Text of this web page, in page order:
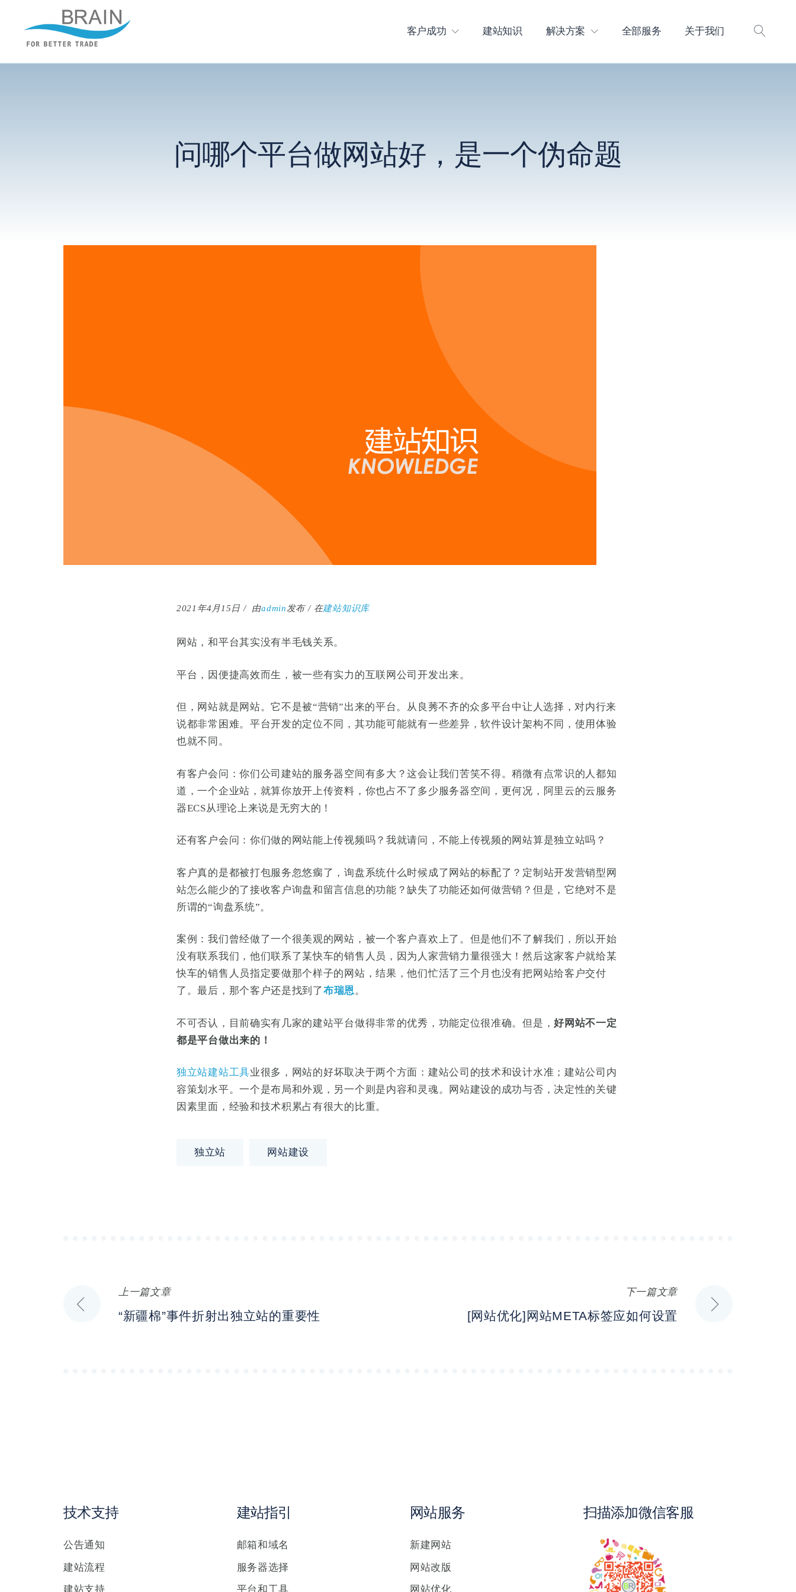
布瑞恩 – 企业建站 客户成功 建站知识 解决方案 全部服务 关于我们
搜
问哪个平台做网站好，是一个伪命题
2021年4月15日 由admin发布 在建站知识库
网站，和平台其实没有半毛钱关系。
平台，因便捷高效而生，被一些有实力的互联网公司开发出来。
但，网站就是网站。它不是被“营销”出来的平台。从良莠不齐的众多平台中让人选择，对内行来
说都非常困难。平台开发的定位不同，其功能可能就有一些差异，软件设计架构不同，使用体验
也就不同。
有客户会问：你们公司建站的服务器空间有多大？这会让我们苦笑不得。稍微有点常识的人都知
道，一个企业站，就算你放开上传资料，你也占不了多少服务器空间，更何况，阿里云的云服务
器ECS从理论上来说是无穷大的！
还有客户会问：你们做的网站能上传视频吗？我就请问，不能上传视频的网站算是独立站吗？
客户真的是都被打包服务忽悠瘸了，询盘系统什么时候成了网站的标配了？定制站开发营销型网
站怎么能少的了接收客户询盘和留言信息的功能？缺失了功能还如何做营销？但是，它绝对不是
所谓的“询盘系统”。
案例：我们曾经做了一个很美观的网站，被一个客户喜欢上了。但是他们不了解我们，所以开始
没有联系我们，他们联系了某快车的销售人员，因为人家营销力量很强大！然后这家客户就给某
快车的销售人员指定要做那个样子的网站，结果，他们忙活了三个月也没有把网站给客户交付
了。最后，那个客户还是找到了布瑞恩。
不可否认，目前确实有几家的建站平台做得非常的优秀，功能定位很准确。但是，好网站不一定
都是平台做出来的！
独立站建站工具业很多，网站的好坏取决于两个方面：建站公司的技术和设计水准；建站公司内
容策划水平。一个是布局和外观，另一个则是内容和灵魂。网站建设的成功与否，决定性的关键
因素里面，经验和技术积累占有很大的比重。
独立站 网站建设
文
上一篇文章
“新疆棉”事件折射出独立站的重要性
下一篇文章
[网站优化]网站META标签应如何设置
技术支持
公告通知
建站流程
建站支持
建站指引
邮箱和域名
服务器选择
平台和工具
网站服务
新建网站
网站改版
网站优化
扫描添加微信客服